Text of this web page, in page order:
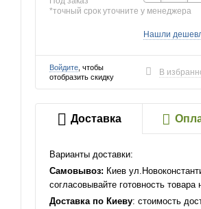
*точный срок уточните у менеджера
Нашли
Войдите , чтобы
отобразить скидку
В
Доставка
Варианты доставки:
Самовывоз: Киев
согласовывайте готовность товара
Доставка по Киеву: стоимость